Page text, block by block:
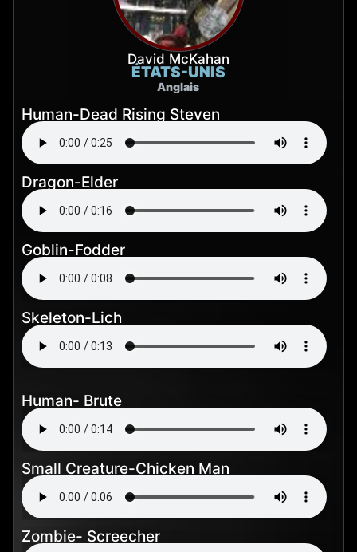
David McKahan
ÉTATS-UNIS
Anglais
Human-Dead Rising Steven
Dragon-Elder
Goblin-Fodder
Skeleton-Lich
Human- Brute
Small Creature-Chicken Man
Zombie- Screecher